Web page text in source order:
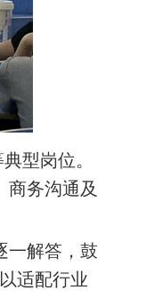
型岗位。
商务沟通及
一解答，鼓
适配行业